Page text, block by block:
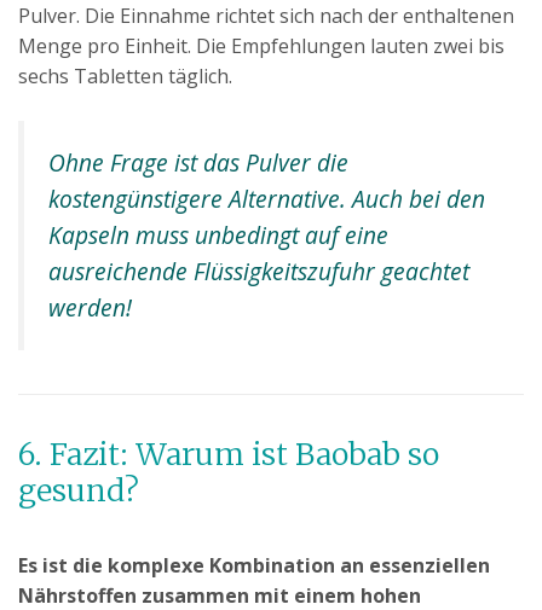
Pulver. Die Einnahme richtet sich nach der enthaltenen
Menge pro Einheit. Die Empfehlungen lauten zwei bis
sechs Tabletten täglich.
Ohne Frage ist das Pulver die
kostengünstigere Alternative. Auch bei den
Kapseln muss unbedingt auf eine
ausreichende Flüssigkeitszufuhr geachtet
werden!
6. Fazit: Warum ist Baobab so
gesund?
Es ist die komplexe Kombination an essenziellen
Nährstoffen zusammen mit einem hohen